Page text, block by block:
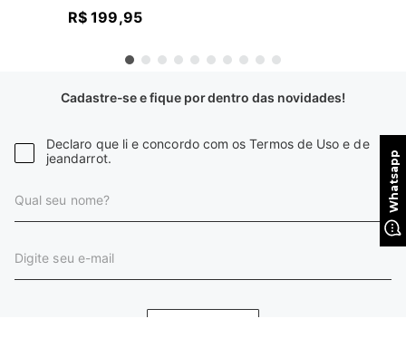
R$ 199,95
Cadastre-se e fique por dentro das novidades!
Declaro que li e concordo com os Termos de Uso e de
jeandarrot.